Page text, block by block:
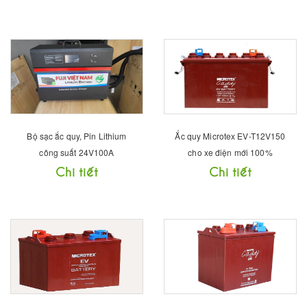
Bộ sạc ắc quy, Pin Lithium
công suất 24V100A
Chi tiết
Ắc quy Microtex EV-T12V150
cho xe điện mới 100%
Chi tiết